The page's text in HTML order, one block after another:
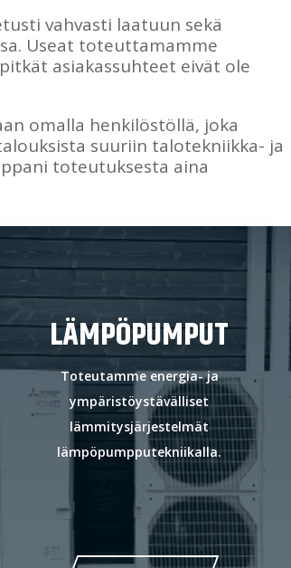
vahvasti laatuun sekä
Useat toteuttamamme
asiakassuhteet eivät ole
omalla henkilöstöllä, joka
suuriin talotekniikka- ja
toteutuksesta aina
LÄMPÖPUMPUT
Toteutamme energia- ja
ympäristöystävälliset
lämmitysjärjestelmät
lämpöpumpputekniikalla.